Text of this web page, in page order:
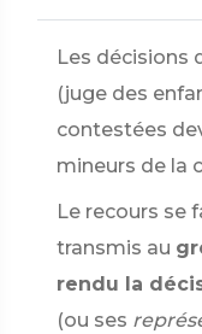
Les décisions
(juge des
contestées
mineurs de la
Le recours se
transmis au
rendu la
(ou ses